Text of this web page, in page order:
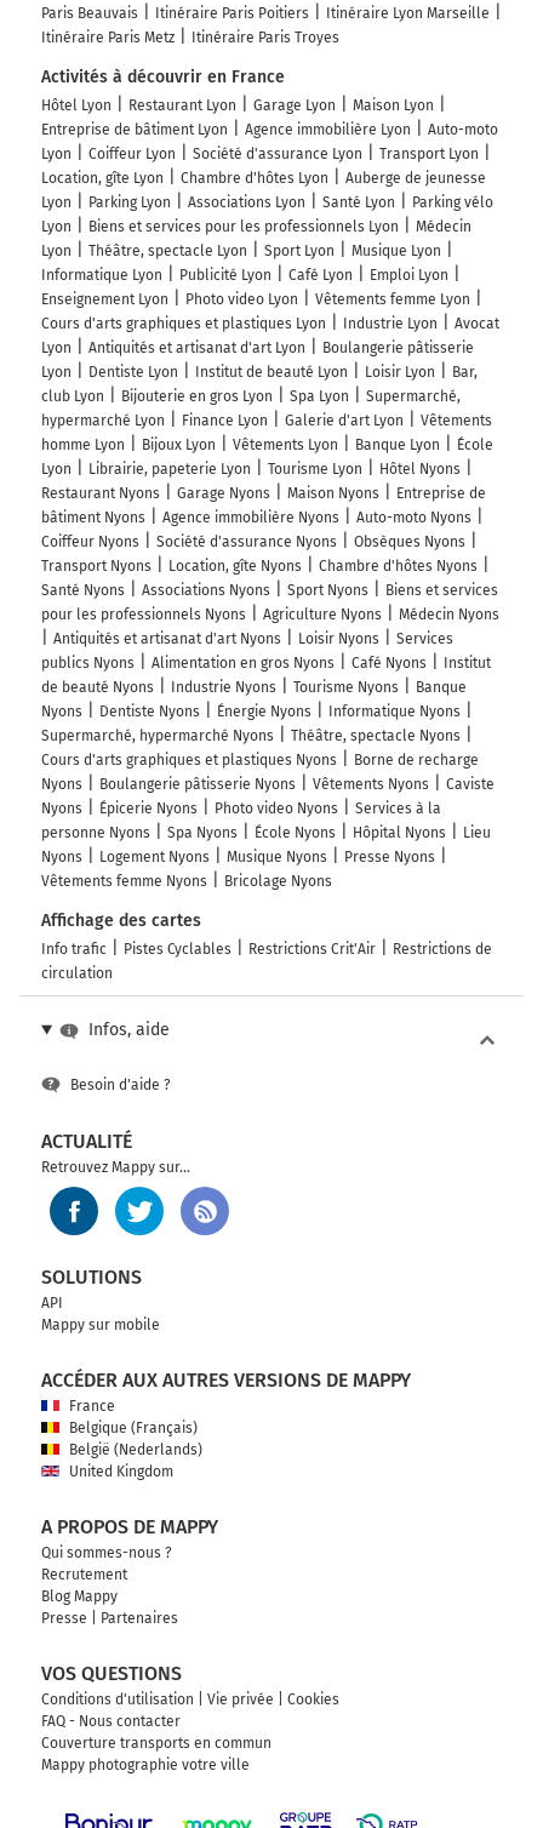
Paris Beauvais
Itinéraire Paris Poitiers
Itinéraire Lyon Marseille
Itinéraire Paris Metz
Itinéraire Paris Troyes
Activités à découvrir en France
Hôtel Lyon Restaurant Lyon Garage Lyon
Maison Lyon
Entreprise de bâtiment Lyon
Agence immobilière Lyon
Auto-moto
Lyon
Coiffeur Lyon Société d'assurance Lyon
Transport Lyon
Location, gîte Lyon
Chambre d'hôtes Lyon
Auberge de jeunesse
Lyon
Parking Lyon Associations Lyon Santé Lyon
Parking vélo
Lyon
Biens et services pour les professionnels Lyon
Médecin
Lyon
Théâtre, spectacle Lyon Sport Lyon
Musique Lyon
Informatique Lyon
Publicité Lyon Café Lyon
Emploi Lyon
Enseignement Lyon
Photo video Lyon
Vêtements femme Lyon
Cours d'arts graphiques et plastiques Lyon
Industrie Lyon
Avocat
Lyon
Antiquités et artisanat d'art Lyon
Boulangerie pâtisserie
Lyon
Dentiste Lyon Institut de beauté Lyon Loisir Lyon
Bar,
club Lyon
Bijouterie en gros Lyon Spa Lyon
Supermarché,
hypermarché Lyon
Finance Lyon Galerie d'art Lyon
Vêtements
homme Lyon
Bijoux Lyon Vêtements Lyon Banque Lyon
École
Lyon
Librairie, papeterie Lyon Tourisme Lyon
Hôtel Nyons
Restaurant Nyons
Garage Nyons Maison Nyons
Entreprise de
bâtiment Nyons
Agence immobilière Nyons
Auto-moto Nyons
Coiffeur Nyons
Société d'assurance Nyons
Obsèques Nyons
Transport Nyons
Location, gîte Nyons
Chambre d'hôtes Nyons
Santé Nyons
Associations Nyons Sport Nyons
Biens et services
pour les professionnels Nyons
Agriculture Nyons
Médecin Nyons
Antiquités et artisanat d'art Nyons
Loisir Nyons
Services
publics Nyons
Alimentation en gros Nyons Café Nyons
Institut
de beauté Nyons
Industrie Nyons Tourisme Nyons
Banque
Nyons
Dentiste Nyons Énergie Nyons
Informatique Nyons
Supermarché, hypermarché Nyons
Théâtre, spectacle Nyons
Cours d'arts graphiques et plastiques Nyons
Borne de recharge
Nyons
Boulangerie pâtisserie Nyons Vêtements Nyons
Caviste
Nyons
Épicerie Nyons Photo video Nyons
Services à la
personne Nyons
Spa Nyons École Nyons Hôpital Nyons
Lieu
Nyons
Logement Nyons Musique Nyons
Presse Nyons
Vêtements femme Nyons
Bricolage Nyons
Affichage des cartes
Info trafic Pistes Cyclables Restrictions Crit'Air
Restrictions de
circulation
Infos, aide
Besoin d'aide ?
ACTUALITÉ
Retrouvez Mappy sur...
SOLUTIONS
API
Mappy sur mobile
ACCÉDER AUX AUTRES VERSIONS DE MAPPY
France
Belgique (Français)
België (Nederlands)
United Kingdom
A PROPOS DE MAPPY
Qui sommes-nous ?
Recrutement
Blog Mappy
Presse
Partenaires
VOS QUESTIONS
Conditions d'utilisation Vie privée
Cookies
FAQ - Nous contacter
Couverture transports en commun
Mappy photographie votre ville